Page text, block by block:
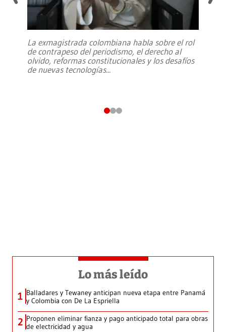
La exmagistrada colombiana habla sobre el rol
de contrapeso del periodismo, el derecho al
olvido, reformas constitucionales y los desafíos
de nuevas tecnologías...
Lo más leído
1 Balladares y Tewaney anticipan nueva etapa entre Panamá
y Colombia con De La Espriella
2 Proponen eliminar fianza y pago anticipado total para obras
de electricidad y agua